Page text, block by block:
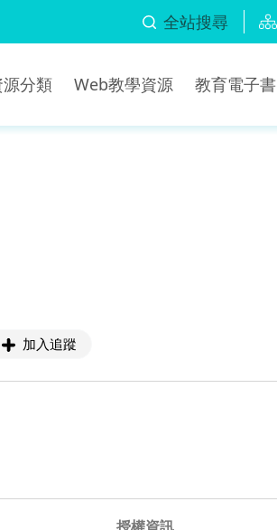
全站搜尋
源分類 Web教學資源 教育電子書
加入追蹤